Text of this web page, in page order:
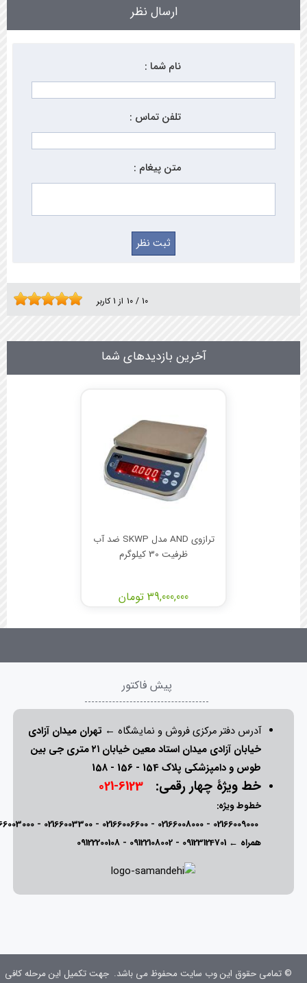
ارسال نظر
نام شما :
تلفن تماس :
متن پیغام :
10 / 10 از 1کاربر
آخرین بازدیدهای شما
ترازوی AND مدل SKWP ضد آب
ظرفیت 30 کیلوگرم
39,000,000 تومان
پیش فاکتور
آدرس دفتر مرکزی فروش و نمایشگاه ← تهران میدان آزادی
خیابان آزادی میدان استاد معین خیابان ۲۱ متری جی بین
طوس و دامپزشکی پلاک 154 - 156 - 158
خط ویژۀ چهار رقمی:6123-021
خطوط ویژه:
02166009000
-
02166008000
-
02166006600
-
02166003300
-
همراه ← 09123124701
-
09122108002
-
09122200108
© تمامی حقوق این وب سایت محفوظ می باشد. جهت تکمیل این مرحله کافی